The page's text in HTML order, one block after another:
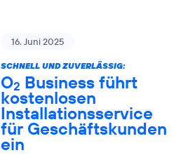
16. Juni 2025
SCHNELL UND ZUVERLÄSSIG:
O2 Business führt
kostenlosen
Installationsservice
für Geschäftskunden
ein